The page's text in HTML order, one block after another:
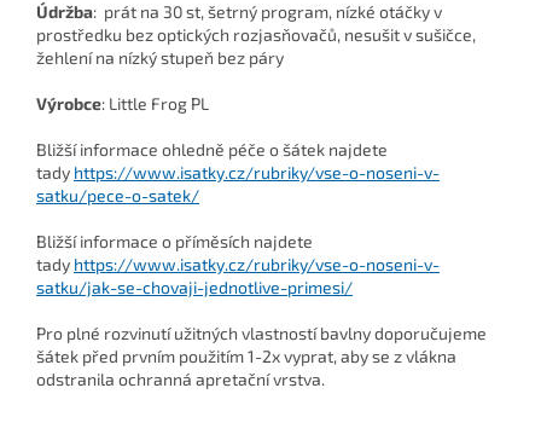
Údržba: prát na 30 st, šetrný program, nízké otáčky v
prostředku bez optických rozjasňovačů, nesušit v sušičce,
žehlení na nízký stupeň bez páry
Výrobce: Little Frog PL
Bližší informace ohledně péče o šátek najdete
tady https://www.isatky.cz/rubriky/vse-o-noseni-v-
satku/pece-o-satek/
Bližší informace o příměsích najdete
tady https://www.isatky.cz/rubriky/vse-o-noseni-v-
satku/jak-se-chovaji-jednotlive-primesi/
Pro plné rozvinutí užitných vlastností bavlny doporučujeme
šátek před prvním použitím 1-2x vyprat, aby se z vlákna
odstranila ochranná apretační vrstva.